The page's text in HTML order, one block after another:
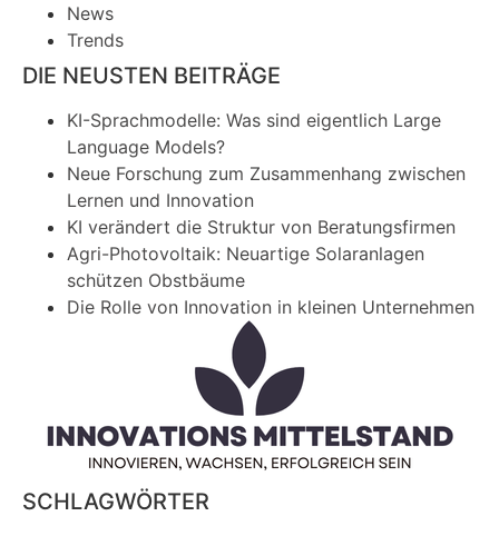
News
Trends
DIE NEUSTEN BEITRÄGE
KI-Sprachmodelle: Was sind eigentlich Large
Language Models?
Neue Forschung zum Zusammenhang zwischen
Lernen und Innovation
KI verändert die Struktur von Beratungsfirmen
Agri-Photovoltaik: Neuartige Solaranlagen
schützen Obstbäume
Die Rolle von Innovation in kleinen Unternehmen
SCHLAGWÖRTER